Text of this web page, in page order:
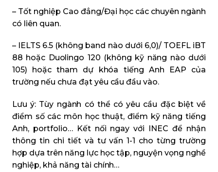
– Tốt nghiệp Cao đẳng/Đại học các chuyên ngành
có liên quan.
– IELTS 6.5 (không band nào dưới 6,0)/ TOEFL iBT
88 hoặc Duolingo 120 (không kỹ năng nào dưới
105) hoặc tham dự khóa tiếng Anh EAP của
trường nếu chưa đạt yêu cầu đầu vào.
Lưu ý: Tùy ngành có thể có yêu cầu đặc biệt về
điểm số các môn học thuật, điểm kỹ năng tiếng
Anh, portfolio… Kết nối ngay với INEC để nhận
thông tin chi tiết và tư vấn 1-1 cho từng trường
hợp dựa trên năng lực học tập, nguyện vọng nghề
nghiệp, khả năng tài chính…